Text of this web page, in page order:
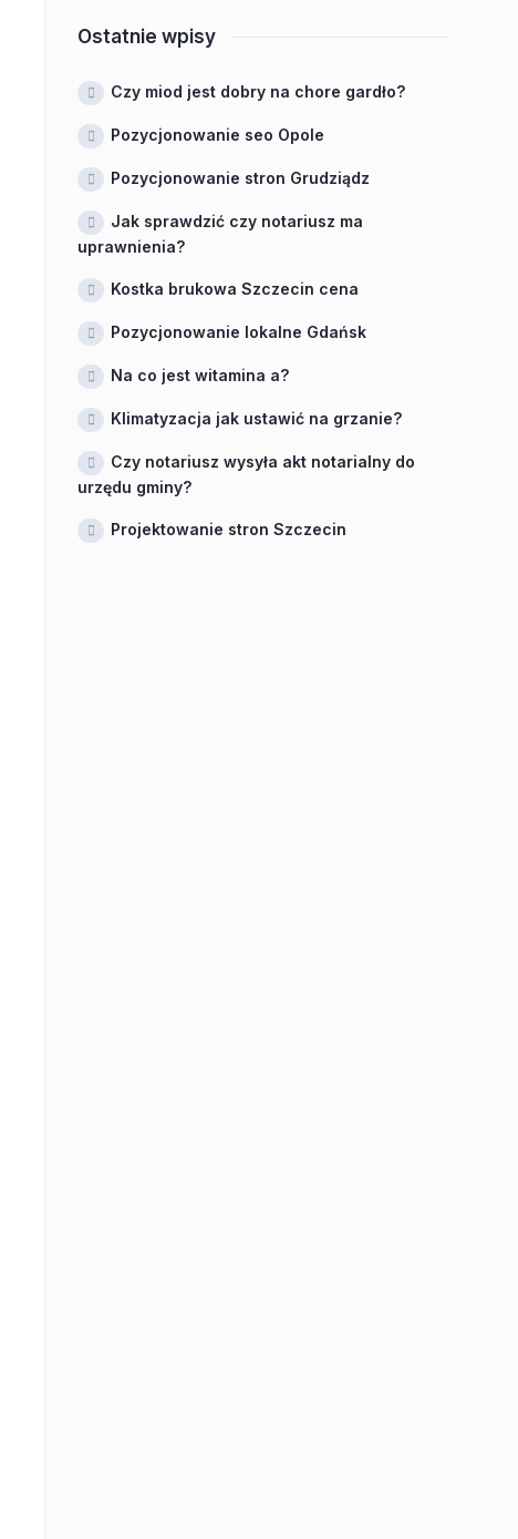
Ostatnie wpisy
Czy miod jest dobry na chore gardło?
Pozycjonowanie seo Opole
Pozycjonowanie stron Grudziądz
Jak sprawdzić czy notariusz ma
uprawnienia?
Kostka brukowa Szczecin cena
Pozycjonowanie lokalne Gdańsk
Na co jest witamina a?
Klimatyzacja jak ustawić na grzanie?
Czy notariusz wysyła akt notarialny do
urzędu gminy?
Projektowanie stron Szczecin